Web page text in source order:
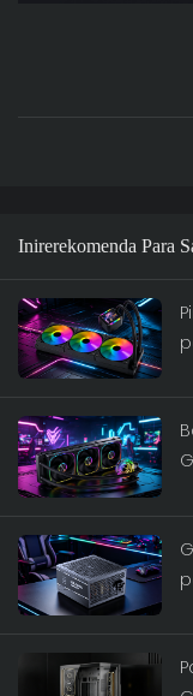
Inirerekomenda Para